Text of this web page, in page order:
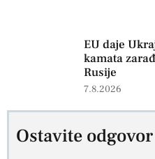
EU daje
kamata
Rusije
7.8.2026
Ostavite odgovor